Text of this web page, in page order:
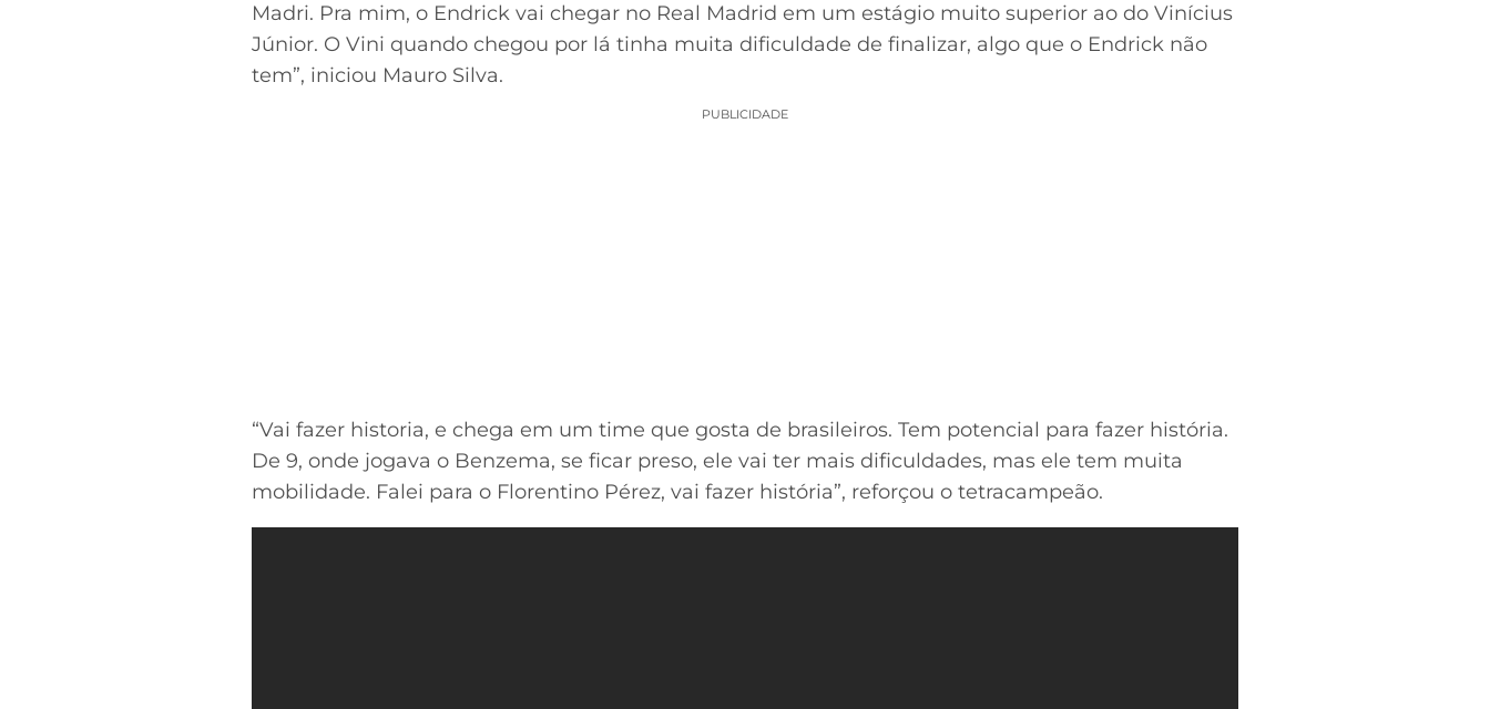
Madri. Pra mim, o Endrick vai chegar no Real Madrid em um estágio muito superior ao do Vinícius
Júnior. O Vini quando chegou por lá tinha muita dificuldade de finalizar, algo que o Endrick não
tem”, iniciou Mauro Silva.
PUBLICIDADE
“Vai fazer historia, e chega em um time que gosta de brasileiros. Tem potencial para fazer história.
De 9, onde jogava o Benzema, se ficar preso, ele vai ter mais dificuldades, mas ele tem muita
mobilidade. Falei para o Florentino Pérez, vai fazer história”, reforçou o tetracampeão.